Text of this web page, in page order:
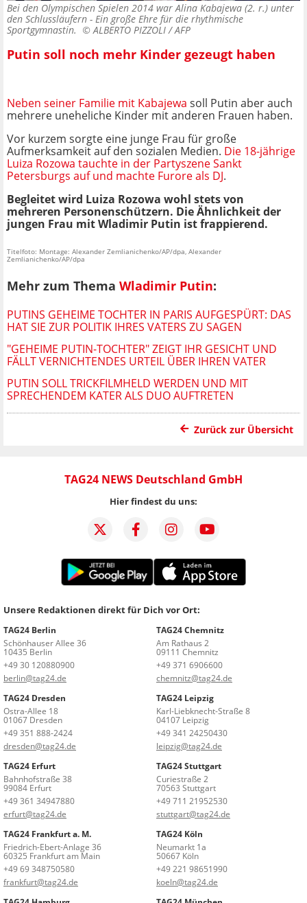
Bei den Olympischen Spielen 2014 war Alina Kabajewa (2. r.) unter
den Schlussläufern - Ein große Ehre für die rhythmische
Sportgymnastin. © ALBERTO PIZZOLI / AFP
Putin soll noch mehr Kinder gezeugt haben
Neben seiner Familie mit Kabajewa soll Putin aber auch
mehrere uneheliche Kinder mit anderen Frauen haben.
Vor kurzem sorgte eine junge Frau für große
Aufmerksamkeit auf den sozialen Medien. Die 18-jährige
Luiza Rozowa tauchte in der Partyszene Sankt
Petersburgs auf und machte Furore als DJ.
Begleitet wird Luiza Rozowa wohl stets von
mehreren Personenschützern. Die Ähnlichkeit der
jungen Frau mit Wladimir Putin ist frappierend.
Titelfoto: Montage: Alexander Zemlianichenko/AP/dpa, Alexander
Zemlianichenko/AP/dpa
Mehr zum Thema Wladimir Putin:
PUTINS GEHEIME TOCHTER IN PARIS AUFGESPÜRT: DAS
HAT SIE ZUR POLITIK IHRES VATERS ZU SAGEN
"GEHEIME PUTIN-TOCHTER" ZEIGT IHR GESICHT UND
FÄLLT VERNICHTENDES URTEIL ÜBER IHREN VATER
PUTIN SOLL TRICKFILMHELD WERDEN UND MIT
SPRECHENDEM KATER ALS DUO AUFTRETEN
Zurück zur Übersicht
TAG24 NEWS Deutschland GmbH
Hier findest du uns:
Unsere Redaktionen direkt für Dich vor Ort:
TAG24 Berlin
Schönhauser Allee 36
10435 Berlin
+49 30 120880900
berlin@tag24.de
TAG24 Chemnitz
Am Rathaus 2
09111 Chemnitz
+49 371 6906600
chemnitz@tag24.de
TAG24 Dresden
Ostra-Allee 18
01067 Dresden
+49 351 888-2424
dresden@tag24.de
TAG24 Leipzig
Karl-Liebknecht-Straße 8
04107 Leipzig
+49 341 24250430
leipzig@tag24.de
TAG24 Erfurt
Bahnhofstraße 38
99084 Erfurt
+49 361 34947880
erfurt@tag24.de
TAG24 Stuttgart
Curiestraße 2
70563 Stuttgart
+49 711 21952530
stuttgart@tag24.de
TAG24 Frankfurt a. M.
Friedrich-Ebert-Anlage 36
60325 Frankfurt am Main
+49 69 348750580
frankfurt@tag24.de
TAG24 Köln
Neumarkt 1a
50667 Köln
+49 221 98651990
koeln@tag24.de